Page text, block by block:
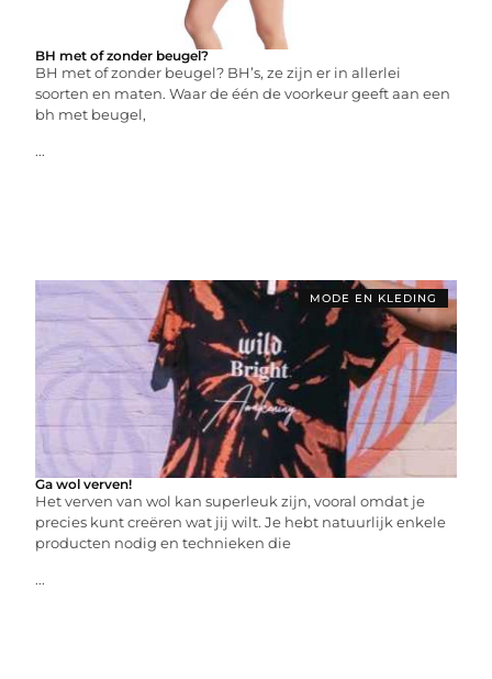
BH met of zonder beugel?
BH met of zonder beugel? BH’s, ze zijn er in allerlei
soorten en maten. Waar de één de voorkeur geeft aan een
bh met beugel,
...
MODE EN KLEDING
Ga wol verven!
Het verven van wol kan superleuk zijn, vooral omdat je
precies kunt creëren wat jij wilt. Je hebt natuurlijk enkele
producten nodig en technieken die
...